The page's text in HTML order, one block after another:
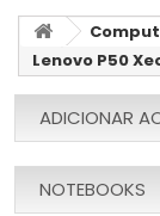
Lenovo P50
ADICIONAR
NOTEBOOKS